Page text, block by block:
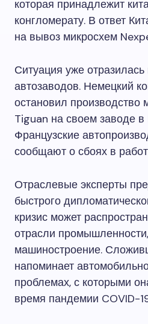
которая принадлежит
конгломерату. В ответ
на вывоз микросхем
Ситуация уже
автозаводов. Немецкий
остановил производство
Tiguan на своем заводе
Французские
сообщают о сбоях в
Отраслевые эксперты
быстрого
кризис может
отрасли
машиностроение.
напоминает
проблемах, с которыми
время пандемии COVID-